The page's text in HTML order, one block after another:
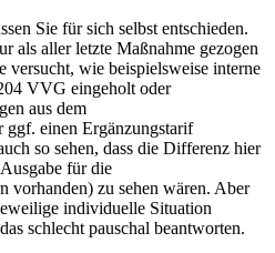
Sie für sich selbst entschieden.
als aller letzte Maßnahme gezogen
versucht, wie beispielsweise interne
VVG eingeholt oder
aus dem
ggf. einen Ergänzungstarif
so sehen, dass die Differenz hier
für die
vorhanden) zu sehen wären. Aber
individuelle Situation
schlecht pauschal beantworten.